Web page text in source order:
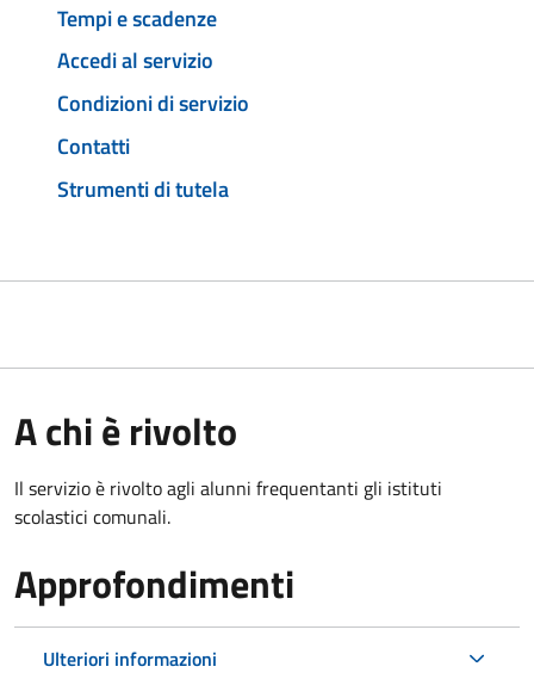
Tempi e scadenze
Accedi al servizio
Condizioni di servizio
Contatti
Strumenti di tutela
A chi è rivolto
Il servizio è rivolto agli alunni frequentanti gli istituti
scolastici comunali.
Approfondimenti
Ulteriori informazioni